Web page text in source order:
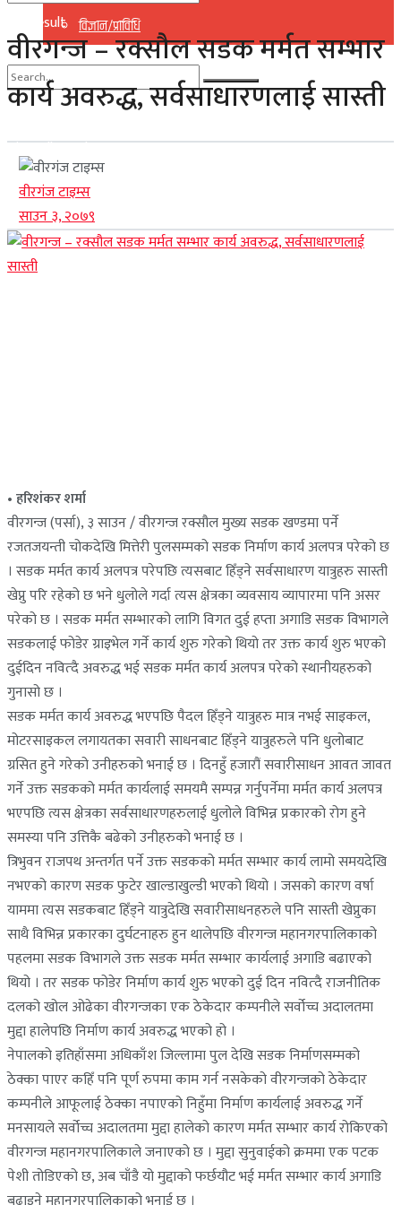
विज्ञान/प्राविधि
No Result
View All Result
No Result
View All Result
वीरगन्ज – रक्सौल सडक मर्मत सम्भार
कार्य अवरुद्ध, सर्वसाधारणलाई सास्ती
वीरगंज टाइम्स
साउन ३, २०७९
• हरिशंकर शर्मा
वीरगन्ज (पर्सा), ३ साउन / वीरगन्ज रक्सौल मुख्य सडक खण्डमा पर्ने
रजतजयन्ती चोकदेखि मित्तेरी पुलसम्मको सडक निर्माण कार्य अलपत्र परेको छ
। सडक मर्मत कार्य अलपत्र परेपछि त्यसबाट हिँड्ने सर्वसाधारण यात्रुहरु सास्ती
खेप्नु परि रहेको छ भने धुलोले गर्दा त्यस क्षेत्रका व्यवसाय व्यापारमा पनि असर
परेको छ । सडक मर्मत सम्भारको लागि विगत दुई हप्ता अगाडि सडक विभागले
सडकलाई फोडेर ग्राइभेल गर्ने कार्य शुरु गरेको थियो तर उक्त कार्य शुरु भएको
दुईदिन नवित्दै अवरुद्ध भई सडक मर्मत कार्य अलपत्र परेको स्थानीयहरुको
गुनासो छ ।
सडक मर्मत कार्य अवरुद्ध भएपछि पैदल हिँड्ने यात्रुहरु मात्र नभई साइकल,
मोटरसाइकल लगायतका सवारी साधनबाट हिँड्ने यात्रुहरुले पनि धुलोबाट
ग्रसित हुने गरेको उनीहरुको भनाई छ । दिनहुँ हजारौं सवारीसाधन आवत जावत
गर्ने उक्त सडकको मर्मत कार्यलाई समयमै सम्पन्न गर्नुपर्नेमा मर्मत कार्य अलपत्र
भएपछि त्यस क्षेत्रका सर्वसाधारणहरुलाई धुलोले विभिन्न प्रकारको रोग हुने
समस्या पनि उत्तिकै बढेको उनीहरुको भनाई छ ।
त्रिभुवन राजपथ अन्तर्गत पर्ने उक्त सडकको मर्मत सम्भार कार्य लामो समयदेखि
नभएको कारण सडक फुटेर खाल्डाखुल्डी भएको थियो । जसको कारण वर्षा
याममा त्यस सडकबाट हिँड्ने यात्रुदेखि सवारीसाधनहरुले पनि सास्ती खेप्नुका
साथै विभिन्न प्रकारका दुर्घटनाहरु हुन थालेपछि वीरगन्ज महानगरपालिकाको
पहलमा सडक विभागले उक्त सडक मर्मत सम्भार कार्यलाई अगाडि बढाएको
थियो । तर सडक फोडेर निर्माण कार्य शुरु भएको दुई दिन नवित्दै राजनीतिक
दलको खोल ओढेका वीरगन्जका एक ठेकेदार कम्पनीले सर्वोच्च अदालतमा
मुद्दा हालेपछि निर्माण कार्य अवरुद्ध भएको हो ।
नेपालको इतिहाँसमा अधिकाँश जिल्लामा पुल देखि सडक निर्माणसम्मको
ठेक्का पाएर कहिँ पनि पूर्ण रुपमा काम गर्न नसकेको वीरगन्जको ठेकेदार
कम्पनीले आफूलाई ठेक्का नपाएको निहुँमा निर्माण कार्यलाई अवरुद्ध गर्ने
मनसायले सर्वोच्च अदालतमा मुद्दा हालेको कारण मर्मत सम्भार कार्य रोकिएको
वीरगन्ज महानगरपालिकाले जनाएको छ । मुद्दा सुनुवाईको क्रममा एक पटक
पेशी तोडिएको छ, अब चाँडै यो मुद्दाको फर्छयौट भई मर्मत सम्भार कार्य अगाडि